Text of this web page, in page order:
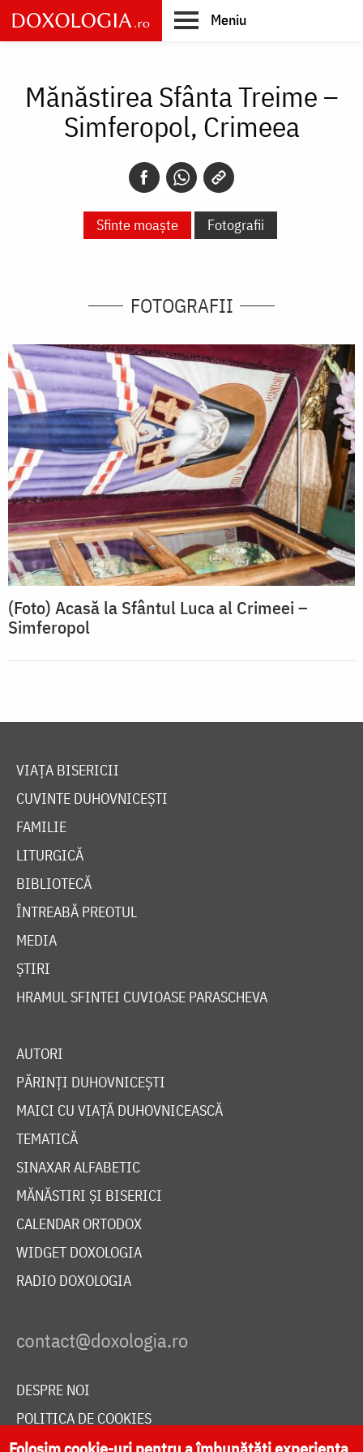
Skip
to
main
Meniu
Mănăstirea Sfânta Treime –
Simferopol, Crimeea
Sfinte moaște Fotografii
FOTOGRAFII
(Foto) Acasă la Sfântul Luca al Crimeei –
Simferopol
VIAȚA BISERICII
CUVINTE DUHOVNICEȘTI
FAMILIE
LITURGICĂ
BIBLIOTECĂ
ÎNTREABĂ PREOTUL
MEDIA
ȘTIRI
HRAMUL SFINTEI CUVIOASE PARASCHEVA
AUTORI
PĂRINȚI DUHOVNICEȘTI
MAICI CU VIAȚĂ DUHOVNICEASCĂ
TEMATICĂ
SINAXAR ALFABETIC
MĂNĂSTIRI ȘI BISERICI
CALENDAR ORTODOX
WIDGET DOXOLOGIA
RADIO DOXOLOGIA
DESPRE NOI
POLITICA DE COOKIES
DONEAZĂ ONLINE PENTRU CATEDRALA NAȚIONALĂ